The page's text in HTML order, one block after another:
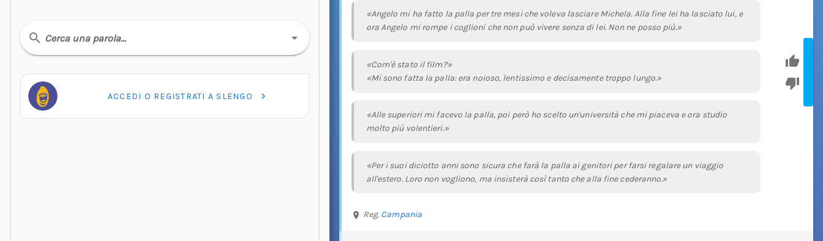
Cerca una parola…
ACCEDI O REGISTRATI A SLENGO
«Angelo mi ha fatto la palla per tre mesi che voleva lasciare Michela. Alla fine lei ha lasciato lui, e
ora Angelo mi rompe i coglioni che non può vivere senza di lei. Non ne posso più.»
«Com'è stato il film?»
«Mi sono fatta la palla: era noioso, lentissimo e decisamente troppo lungo.»
«Alle superiori mi facevo la palla, poi però ho scelto un'università che mi piaceva e ora studio
molto più volentieri.»
«Per i suoi diciotto anni sono sicura che farà la palla ai genitori per farsi regalare un viaggio
all'estero. Loro non vogliono, ma insisterà così tanto che alla fine cederanno.»
Reg. Campania